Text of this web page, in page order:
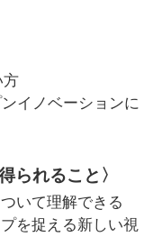
方
イノベーションに
られること〉
いて理解できる
を捉える新しい視